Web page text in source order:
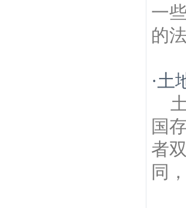
一
的
·土
国
者
同